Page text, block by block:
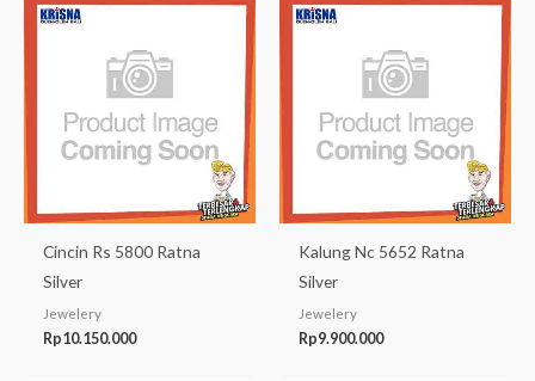
Cincin Rs 5800 Ratna
Silver
Jewelery
Rp10.150.000
Kalung Nc 5652 Ratna
Silver
Jewelery
Rp9.900.000